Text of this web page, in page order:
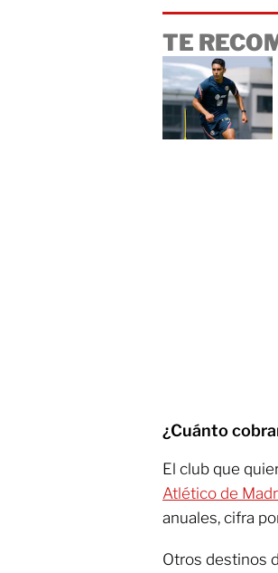
TE
¿Cuánto
El club que
Atlético de
anuales, cifra
Otros destinos